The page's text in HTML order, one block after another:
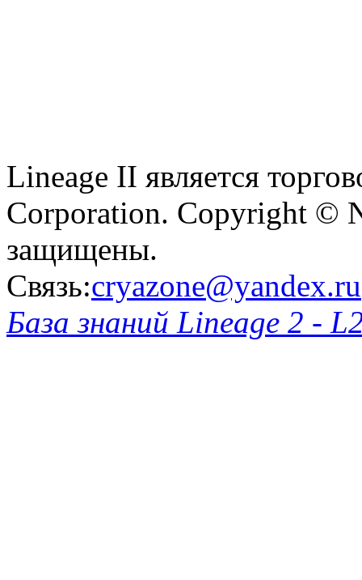
Lineage II является
Corporation. Copyright ©
защищены.
Связь:cryazone@yandex.ru
База знаний Lineage 2 -